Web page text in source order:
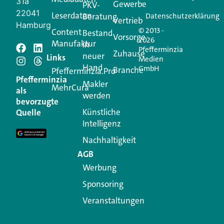
Schreiben Sie einen
Kommentar
Ihre E-Mail-Adresse wird nicht veröffentlicht.
Erforderliche Felder sind mit
Kommentar
22041
Hamburg
Pfefferminzia
als
bevorzugte
Quelle
Leserdaten
Content
Manufaktur
Links
Pfefferminzia.Pro
MehrCura
PKV-
Beratung
Bestand
in
neuer
Hand
Makler
werden
Künstliche
Intelligenz
Nachhaltigkeit
AGB
Werbung
Sponsoring
Veranstaltungen
Gewerbe
Vertrieb
Vorsorge
Zuhause
Branche
© 2013 -
2026
Pfefferminzia
Medien
GmbH
Datenschutzerklärung